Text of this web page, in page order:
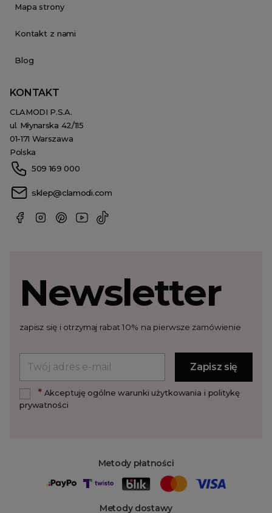
Mapa strony
Kontakt z nami
Blog
KONTAKT
CLAMODI P.S.A.
ul. Młynarska 42/115
01-171 Warszawa
Polska
509 169 000
sklep@clamodi.com
Metody płatności
Metody dostawy
Newsletter
zapisz się i otrzymaj rabat 10% na pierwsze zamówienie
*Akceptuję ogólne warunki użytkowania i politykę
prywatności